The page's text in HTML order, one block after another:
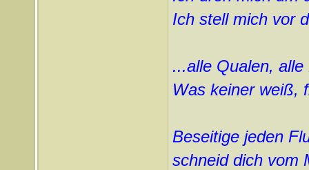
Ich stell mich vor
...alle Qualen,
Was keiner weiß,
Beseitige jeden
schneid dich vom